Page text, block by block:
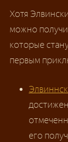
Хотя
можно
которые
первым
его